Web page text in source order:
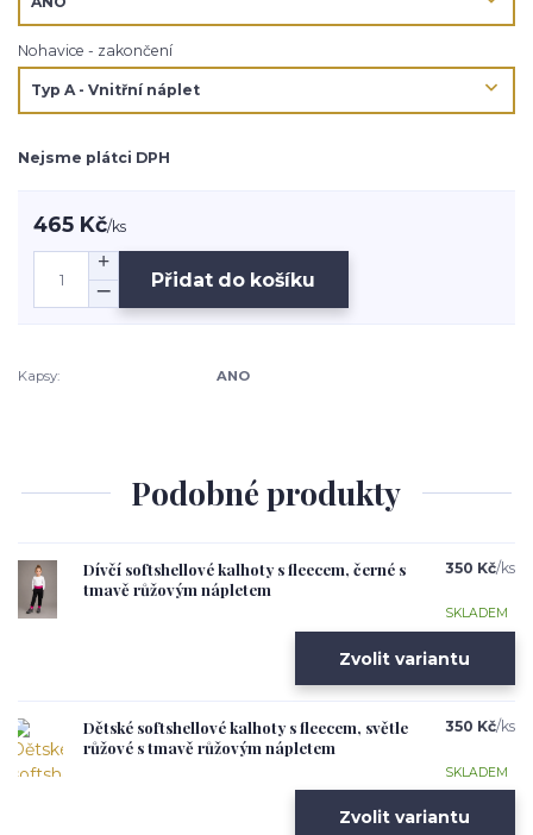
Nohavice - zakončení
Nejsme plátci DPH
465 Kč/ks
Přidat do košíku
Kapsy: ANO
Podobné produkty
Dívčí softshellové kalhoty s fleecem, černé s
tmavě růžovým nápletem
350 Kč/ks
SKLADEM
Zvolit variantu
Dětské softshellové kalhoty s fleecem, světle
růžové s tmavě růžovým nápletem
350 Kč/ks
SKLADEM
Zvolit variantu